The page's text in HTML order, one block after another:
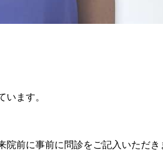
ます。
前に事前に問診をご記入いただ